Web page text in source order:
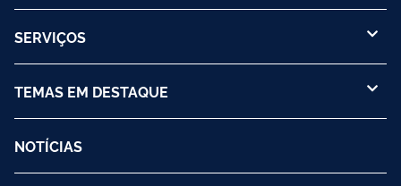
SERVIÇOS
TEMAS EM DESTAQUE
NOTÍCIAS